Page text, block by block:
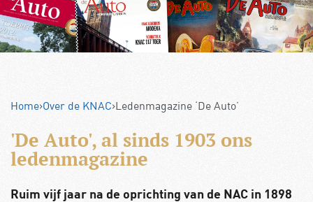
Home›Over de KNAC›Ledenmagazine ‘De Auto’
'De Auto', al sinds 1903 ons
ledenmagazine
Ruim vijf jaar na de oprichting van de NAC in 1898